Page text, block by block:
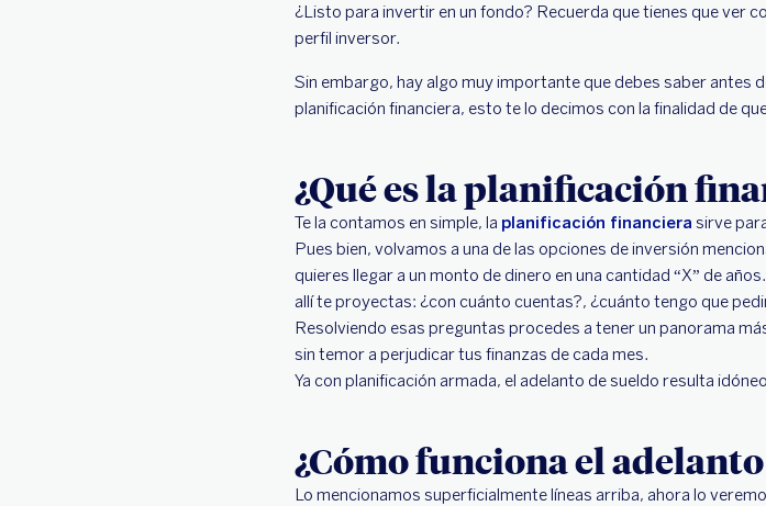
¿Listo para invertir en un fondo? Recuerda que tienes que ver
perfil inversor.
Sin embargo, hay algo muy importante que debes saber antes
planificación financiera, esto te lo decimos con la finalidad de
¿Qué es la planificación
Te la contamos en simple, la planificación financiera sirve
Pues bien, volvamos a una de las opciones de inversión
quieres llegar a un monto de dinero en una cantidad “X” de
allí te proyectas: ¿con cuánto cuentas?, ¿cuánto tengo que
Resolviendo esas preguntas procedes a tener un panorama
sin temor a perjudicar tus finanzas de cada mes.
Ya con planificación armada, el adelanto de sueldo resulta
¿Cómo funciona el adelanto
Lo mencionamos superficialmente líneas arriba, ahora lo